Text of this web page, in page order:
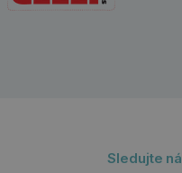
Sledujte